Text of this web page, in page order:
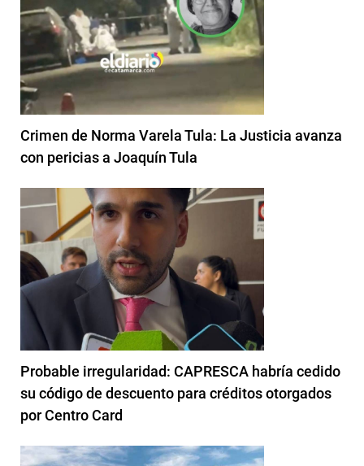
Crimen de Norma Varela Tula: La Justicia avanza
con pericias a Joaquín Tula
Probable irregularidad: CAPRESCA habría cedido
su código de descuento para créditos otorgados
por Centro Card